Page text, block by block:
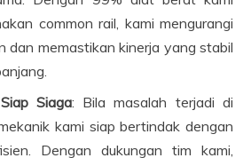
common rail, kami mengurangi
dan memastikan kinerja yang stabil
Siaga: Bila masalah terjadi di
kami siap bertindak dengan
Dengan dukungan tim kami,